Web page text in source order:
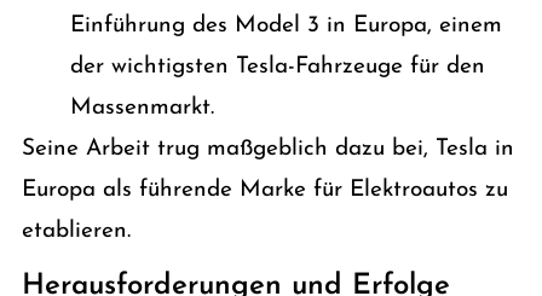
Einführung des Model 3 in Europa, einem
der wichtigsten Tesla-Fahrzeuge für den
Massenmarkt.
Seine Arbeit trug maßgeblich dazu bei, Tesla in
Europa als führende Marke für Elektroautos zu
etablieren.
Herausforderungen und Erfolge